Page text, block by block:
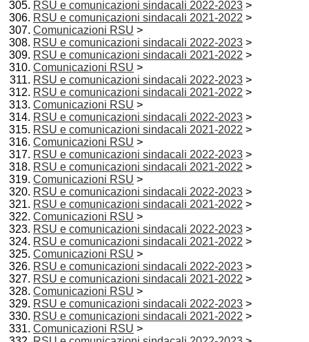
RSU e comunicazioni sindacali 2022-2023 >
RSU e comunicazioni sindacali 2021-2022 >
Comunicazioni RSU >
RSU e comunicazioni sindacali 2022-2023 >
RSU e comunicazioni sindacali 2021-2022 >
Comunicazioni RSU >
RSU e comunicazioni sindacali 2022-2023 >
RSU e comunicazioni sindacali 2021-2022 >
Comunicazioni RSU >
RSU e comunicazioni sindacali 2022-2023 >
RSU e comunicazioni sindacali 2021-2022 >
Comunicazioni RSU >
RSU e comunicazioni sindacali 2022-2023 >
RSU e comunicazioni sindacali 2021-2022 >
Comunicazioni RSU >
RSU e comunicazioni sindacali 2022-2023 >
RSU e comunicazioni sindacali 2021-2022 >
Comunicazioni RSU >
RSU e comunicazioni sindacali 2022-2023 >
RSU e comunicazioni sindacali 2021-2022 >
Comunicazioni RSU >
RSU e comunicazioni sindacali 2022-2023 >
RSU e comunicazioni sindacali 2021-2022 >
Comunicazioni RSU >
RSU e comunicazioni sindacali 2022-2023 >
RSU e comunicazioni sindacali 2021-2022 >
Comunicazioni RSU >